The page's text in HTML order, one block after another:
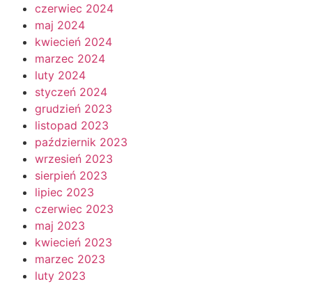
czerwiec 2024
maj 2024
kwiecień 2024
marzec 2024
luty 2024
styczeń 2024
grudzień 2023
listopad 2023
październik 2023
wrzesień 2023
sierpień 2023
lipiec 2023
czerwiec 2023
maj 2023
kwiecień 2023
marzec 2023
luty 2023